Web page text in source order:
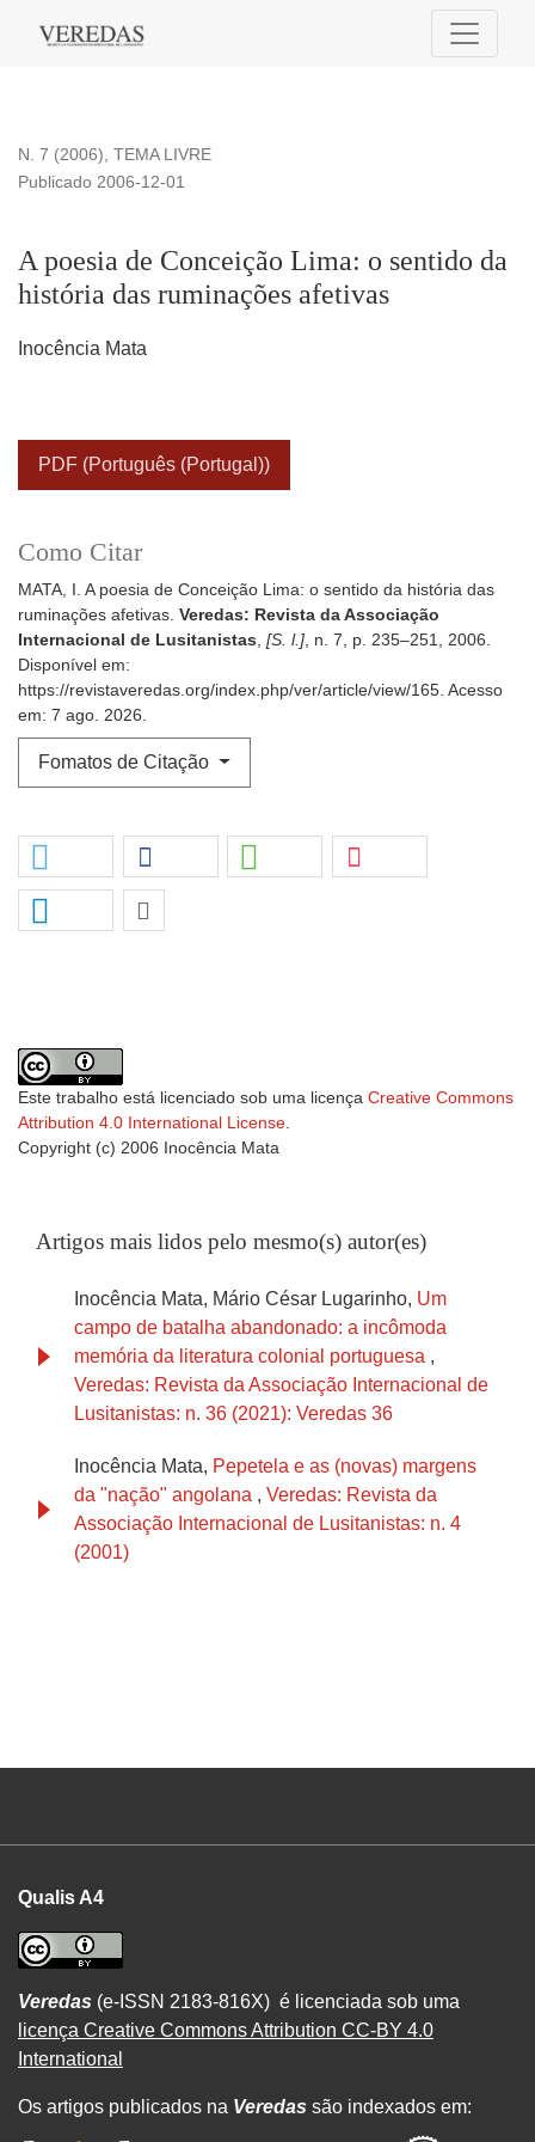
A poesia de Conceição Lima: o sentido da história das
N. 7 (2006), TEMA LIVRE
A poesia de Conceição Lima: o sentido da
história das ruminações afetivas
Publicado 2006-12-01
Inocência Mata
PDF (Português (Portugal))
Como Citar
MATA, I. A poesia de Conceição Lima: o sentido da história das
ruminações afetivas. Veredas: Revista da Associação
Internacional de Lusitanistas, [S. l.], n. 7, p. 235–251, 2006.
Disponível em:
https://revistaveredas.org/index.php/ver/article/view/165. Acesso
em: 7 ago. 2026.
Fomatos de Citação
Este trabalho está licenciado sob uma licença Creative Commons
Attribution 4.0 International License.
Copyright (c) 2006 Inocência Mata
Artigos mais lidos pelo mesmo(s) autor(es)
Inocência Mata, Mário César Lugarinho, Um
campo de batalha abandonado: a incômoda
memória da literatura colonial portuguesa ,
Veredas: Revista da Associação Internacional de
Lusitanistas: n. 36 (2021): Veredas 36
Inocência Mata, Pepetela e as (novas) margens
da "nação" angolana , Veredas: Revista da
Associação Internacional de Lusitanistas: n. 4
(2001)
Qualis A4
Veredas (e-ISSN 2183-816X) é licenciada sob uma
licença Creative Commons Attribution CC-BY 4.0
International
Os artigos publicados na Veredas são indexados em: